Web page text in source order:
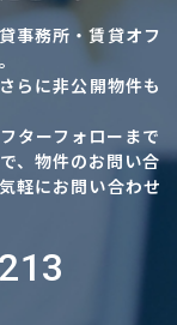
事務所・賃貸オフ
らに非公開物件も
ターフォローまで
、物件のお問い合
軽にお問い合わせ